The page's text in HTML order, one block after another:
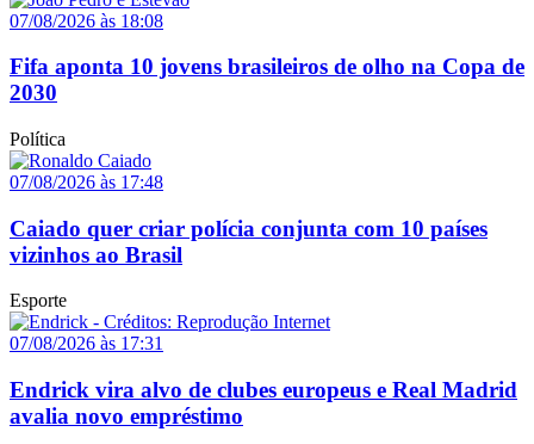
07/08/2026 às 18:08
Fifa aponta 10 jovens brasileiros de olho na Copa de
2030
Política
07/08/2026 às 17:48
Caiado quer criar polícia conjunta com 10 países
vizinhos ao Brasil
Esporte
07/08/2026 às 17:31
Endrick vira alvo de clubes europeus e Real Madrid
avalia novo empréstimo